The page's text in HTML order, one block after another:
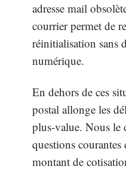
adresse mail
courrier permet de
réinitialisation sans
numérique.
En dehors de ces
postal allonge les
plus-value. Nous le
questions
montant de